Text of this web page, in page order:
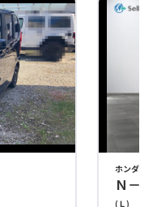
ホンダ
Ｎ－
( Ｌ)